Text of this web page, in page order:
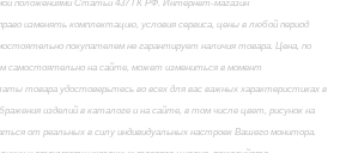
положениями Статьи 437 ГК РФ. Интернет-магазин
изменять комплектацию, условия сервиса, цены в любой период
покупателем не гарантирует наличия товара. Цена, по
самостоятельно на сайте, может измениться в момент
товара удостоверьтесь во всех для вас важных характеристиках в
изделий в каталоге и на сайте, в том числе цвет, рисунок на
от реальных в силу индивидуальных настроек Вашего монитора.